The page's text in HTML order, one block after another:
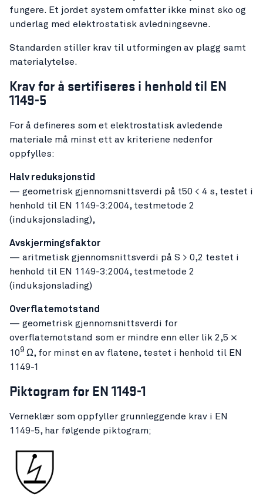
fungere. Et jordet system omfatter ikke minst sko og
underlag med elektrostatisk avledningsevne.
Standarden stiller krav til utformingen av plagg samt
materialytelse.
Krav for å sertifiseres i henhold til EN
1149-5
For å defineres som et elektrostatisk avledende
materiale må minst ett av kriteriene nedenfor
oppfylles:
Halv reduksjonstid
— geometrisk gjennomsnittsverdi på t50 < 4 s, testet i
henhold til EN 1149-3:2004, testmetode 2
(induksjonslading),
Avskjermingsfaktor
— aritmetisk gjennomsnittsverdi på S > 0,2 testet i
henhold til EN 1149-3:2004, testmetode 2
(induksjonslading)
Overflatemotstand
— geometrisk gjennomsnittsverdi for
overflatemotstand som er mindre enn eller lik 2,5 ×
109 Ω, for minst en av flatene, testet i henhold til EN
1149-1
Piktogram for EN 1149-1
Verneklær som oppfyller grunnleggende krav i EN
1149-5, har følgende piktogram;